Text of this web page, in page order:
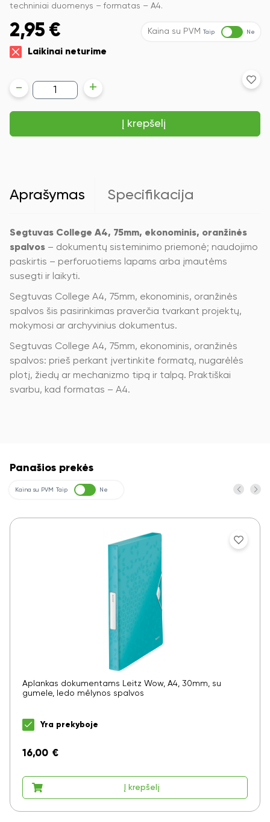
techniniai duomenys – formatas – A4.
2,95 € Kaina su PVM Taip Ne
Laikinai neturime
produkto
kiekis:
Segtuvas
College
75mm,
- +
Į krepšelį
Aprašymas Specifikacija
Segtuvas College A4, 75mm, ekonominis, oranžinės
spalvos – dokumentų sisteminimo priemonė; naudojimo
paskirtis – perforuotiems lapams arba įmautėms
susegti ir laikyti.
Segtuvas College A4, 75mm, ekonominis, oranžinės
spalvos šis pasirinkimas praverčia tvarkant projektų,
mokymosi ar archyvinius dokumentus.
Segtuvas College A4, 75mm, ekonominis, oranžinės
spalvos: prieš perkant įvertinkite formatą, nugarėlės
plotį, žiedų ar mechanizmo tipą ir talpą. Praktiškai
svarbu, kad formatas – A4.
Panašios prekės
Kaina su PVM Taip Ne
Aplankas dokumentams Leitz Wow, A4, 30mm, su
gumele, ledo mėlynos spalvos
Yra prekyboje
16,00 €
Į krepšelį